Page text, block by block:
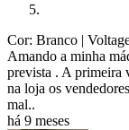
Cor: Branco |
Amando a minha
prevista . A primeira
na loja os
mal..
há 9 meses